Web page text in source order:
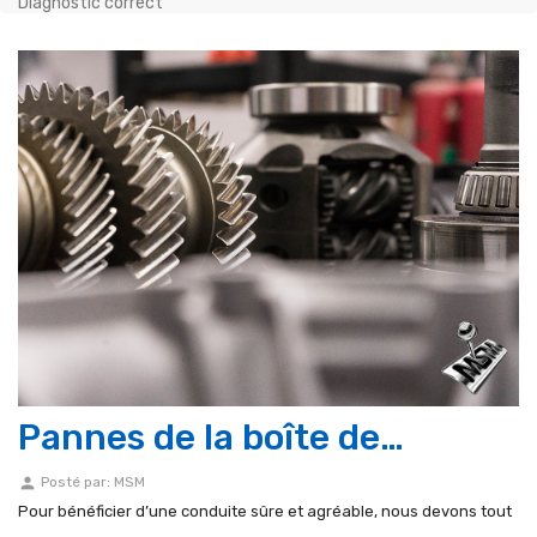
Pannes de la boîte de
vitesses – Diagnostic correct
person Posté par: MSM
Pour bénéficier d’une conduite sûre et agréable, nous devons tout